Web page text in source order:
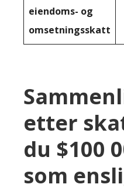
eiendoms- og
omsetningsskatt
etter
du $100
som